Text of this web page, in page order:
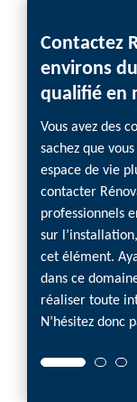
Contactez
environs
qualifié en
Vous avez des
sachez que
espace de vie
contacter
professionnels
sur
cet élément.
dans ce
réaliser toute
N’hésitez donc